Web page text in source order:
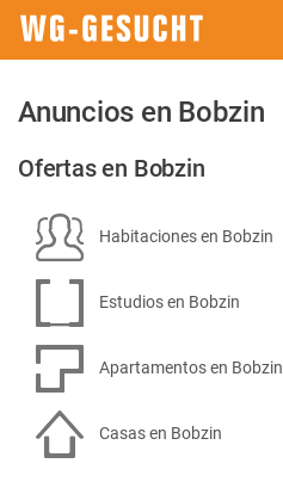
Anuncios en Bobzin
Ofertas en Bobzin
Habitaciones en Bobzin
Estudios en Bobzin
Apartamentos en Bobzin
Casas en Bobzin